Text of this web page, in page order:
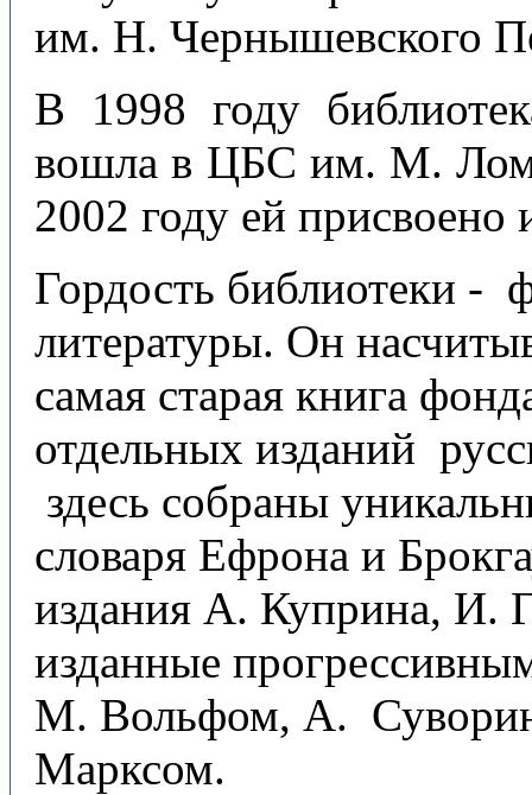
им. Н. Чернышевского
В 1998 году
вошла в ЦБС им. М.
2002 году ей
Гордость библиотеки -
литературы. Он
самая старая книга
отдельных изданий
здесь собраны
словаря Ефрона и
издания А. Куприна, И.
изданные
М. Вольфом, А.
Марксом.